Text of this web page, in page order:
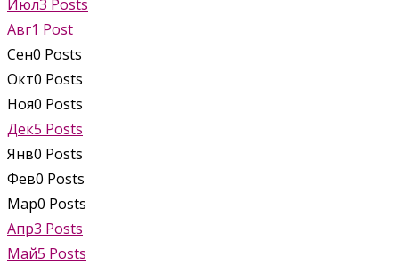
Июл3 Posts
Авг1 Post
Сен0 Posts
Окт0 Posts
Ноя0 Posts
Дек5 Posts
Янв0 Posts
Фев0 Posts
Мар0 Posts
Апр3 Posts
Май5 Posts